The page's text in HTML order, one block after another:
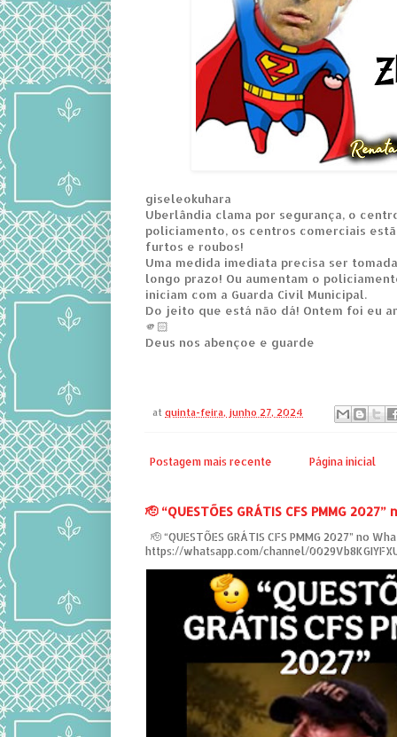
giseleokuhara
Uberlândia clama por segurança, o
policiamento, os centros comerciais
furtos e roubos!
Uma medida imediata precisa ser
longo prazo! Ou aumentam o
iniciam com a Guarda Civil Municipal.
Do jeito que está não dá! Ontem foi eu
🫵🏻
Deus nos abençoe e guarde
atquinta-feira, junho 27, 2024
Postagem mais recente Página inicial
‎🫡 “QUESTÕES GRÁTIS CFS PMMG
🫡 “QUESTÕES GRÁTIS CFS PMMG 2027” no
https://whatsapp.com/channel/